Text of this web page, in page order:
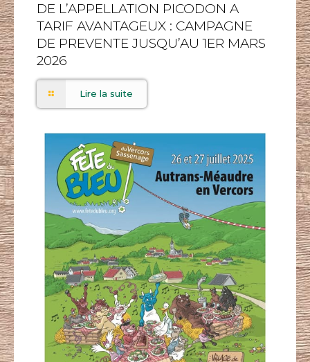
DE L’APPELLATION PICODON A
TARIF AVANTAGEUX : CAMPAGNE
DE PREVENTE JUSQU’AU 1ER MARS
2026
Lire la suite